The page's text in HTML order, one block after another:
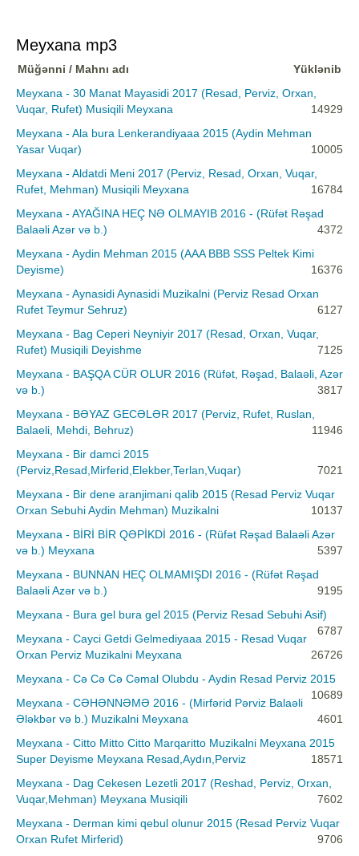
Meyxana mp3
Müğənni / Mahnı adı
Yüklənib
Meyxana - 30 Manat Mayasidi 2017 (Resad, Perviz, Orxan,
Vuqar, Rufet) Musiqili Meyxana
14929
Meyxana - Ala bura Lenkerandiyaaa 2015 (Aydin Mehman
Yasar Vuqar)
10005
Meyxana - Aldatdi Meni 2017 (Perviz, Resad, Orxan, Vuqar,
Rufet, Mehman) Musiqili Meyxana
16784
Meyxana - AYAĞINA HEÇ NƏ OLMAYIB 2016 - (Rüfət Rəşad
Balaəli Azər və b.)
4372
Meyxana - Aydin Mehman 2015 (AAA BBB SSS Peltek Kimi
Deyisme)
16376
Meyxana - Aynasidi Aynasidi Muzikalni (Perviz Resad Orxan
Rufet Teymur Sehruz)
6127
Meyxana - Bag Ceperi Neyniyir 2017 (Resad, Orxan, Vuqar,
Rufet) Musiqili Deyishme
7125
Meyxana - BAŞQA CÜR OLUR 2016 (Rüfət, Rəşad, Balaəli, Azər
və b.)
3817
Meyxana - BƏYAZ GECƏLƏR 2017 (Perviz, Rufet, Ruslan,
Balaeli, Mehdi, Behruz)
11946
Meyxana - Bir damci 2015
(Perviz,Resad,Mirferid,Elekber,Terlan,Vuqar)
7021
Meyxana - Bir dene aranjimani qalib 2015 (Resad Perviz Vuqar
Orxan Sebuhi Aydin Mehman) Muzikalni
10137
Meyxana - BİRİ BİR QƏPİKDİ 2016 - (Rüfət Rəşad Balaəli Azər
və b.) Meyxana
5397
Meyxana - BUNNAN HEÇ OLMAMIŞDI 2016 - (Rüfət Rəşad
Balaəli Azər və b.)
9195
Meyxana - Bura gel bura gel 2015 (Perviz Resad Sebuhi Asif)
6787
Meyxana - Cayci Getdi Gelmediyaaa 2015 - Resad Vuqar
Orxan Perviz Muzikalni Meyxana
26726
Meyxana - Cə Cə Cə Cəmal Olubdu - Aydin Resad Perviz 2015
10689
Meyxana - CƏHƏNNƏMƏ 2016 - (Mirfərid Pərviz Balaəli
Ələkbər və b.) Muzikalni Meyxana
4601
Meyxana - Citto Mitto Citto Marqaritto Muzikalni Meyxana 2015
Super Deyisme Meyxana Resad,Aydın,Perviz
18571
Meyxana - Dag Cekesen Lezetli 2017 (Reshad, Perviz, Orxan,
Vuqar,Mehman) Meyxana Musiqili
7602
Meyxana - Derman kimi qebul olunur 2015 (Resad Perviz Vuqar
Orxan Rufet Mirferid)
9706